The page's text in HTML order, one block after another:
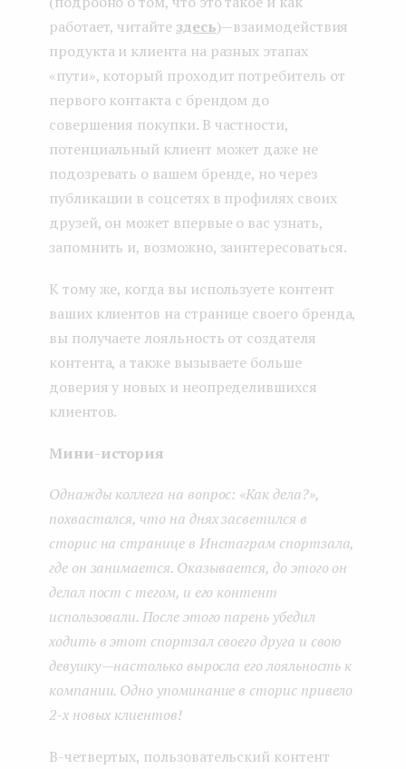
работает, читайте здесь) — взаимодействия
продукта и клиента на разных этапах
«пути», который проходит потребитель от
первого контакта с брендом до
совершения покупки. В частности,
потенциальный клиент может даже не
подозревать о вашем бренде, но через
публикации в соцсетях в профилях своих
друзей, он может впервые о вас узнать,
запомнить и, возможно, заинтересоваться.
К тому же, когда вы используете контент
ваших клиентов на странице своего бренда,
вы получаете лояльность от создателя
контента, а также вызываете больше
доверия у новых и неопределившихся
клиентов.
Мини-история
Однажды коллега на вопрос: «Как дела?»,
похвастался, что на днях засветился в
сторис на странице в Инстаграм спортзала,
где он занимается. Оказывается, до этого он
делал пост с тегом, и его контент
использовали. После этого парень убедил
ходить в этот спортзал своего друга и свою
девушку—настолько выросла его лояльность к
компании. Одно упоминание в сторис привело
2-х новых клиентов!
В-четвертых, пользовательский контент